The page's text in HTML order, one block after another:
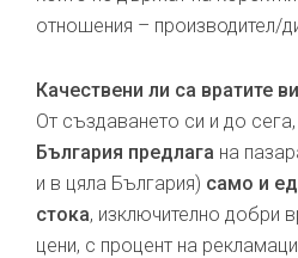
отношения – производител/
Качествени ли са вратите
От създаването си и до
България предлага на
и в цяла България) само и
стока, изключително добри
цени, с процент на